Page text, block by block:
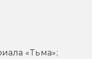
«Тьма»;